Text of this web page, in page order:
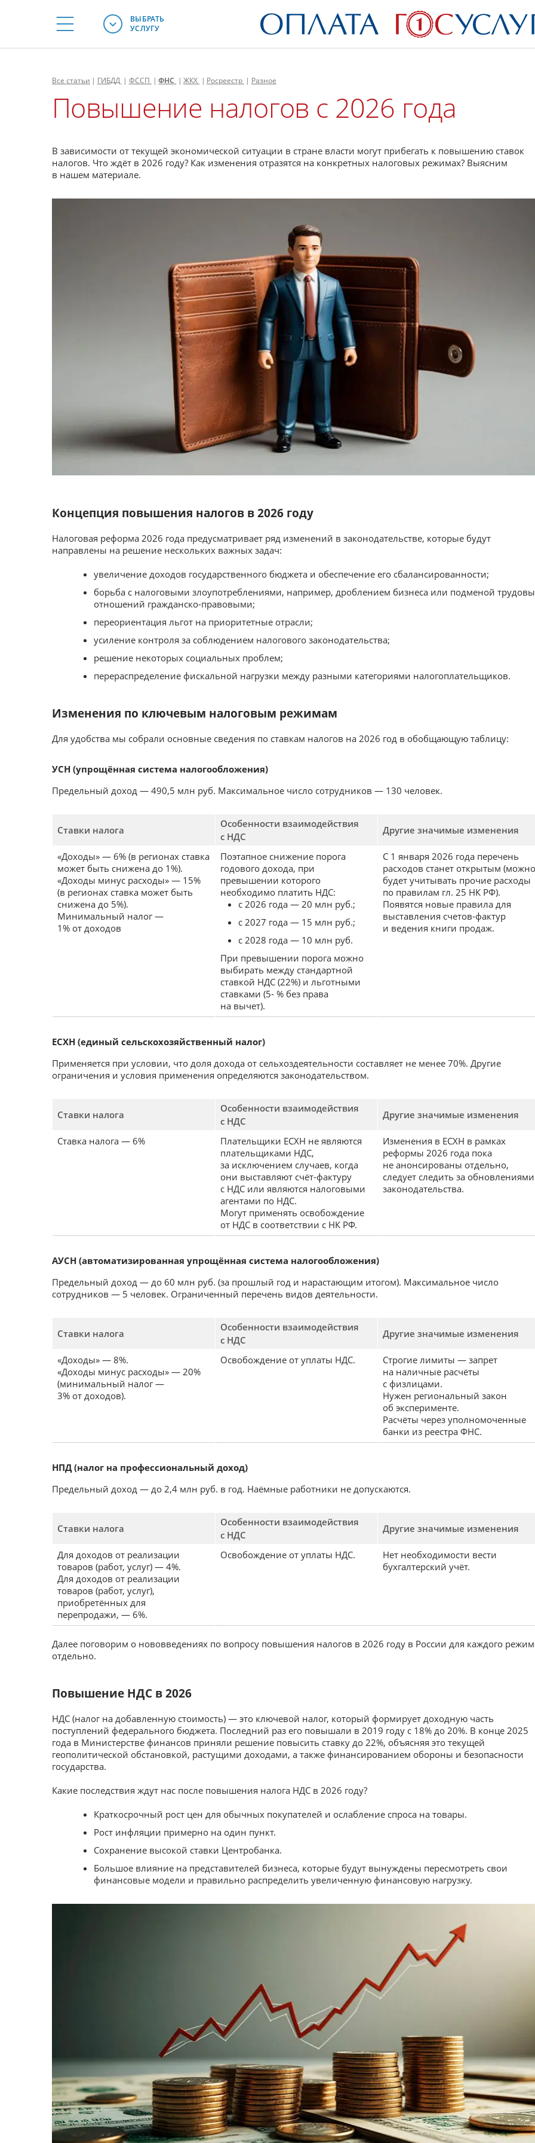
ВЫБРАТЬ
УСЛУГУ
Все статьи | ГИБДД | ФССП | ФНС | ЖКХ | Росреестр | Разное
Повышение налогов с 2026 года
В зависимости от текущей экономической ситуации в стране власти могут прибегать к повышению ставок
налогов. Что ждёт в 2026 году? Как изменения отразятся на конкретных налоговых режимах? Выясним
в нашем материале.
Концепция повышения налогов в 2026 году
Налоговая реформа 2026 года предусматривает ряд изменений в законодательстве, которые будут
направлены на решение нескольких важных задач:
увеличение доходов государственного бюджета и обеспечение его сбалансированности;
борьба с налоговыми злоупотреблениями, например, дроблением бизнеса или подменой
отношений гражданско-правовыми;
переориентация льгот на приоритетные отрасли;
усиление контроля за соблюдением налогового законодательства;
решение некоторых социальных проблем;
перераспределение фискальной нагрузки между разными категориями налогоплательщиков.
Изменения по ключевым налоговым режимам
Для удобства мы собрали основные сведения по ставкам налогов на 2026 год в обобщающую таблицу:
УСН (упрощённая система налогообложения)
Предельный доход — 490,5 млн руб. Максимальное число сотрудников — 130 человек.
Ставки налога
Особенности взаимодействия
с НДС
Другие значимые изменения
«Доходы» — 6% (в регионах ставка
может быть снижена до 1%).
«Доходы минус расходы» — 15%
(в регионах ставка может быть
снижена до 5%).
Минимальный налог —
1% от доходов
Поэтапное снижение порога
годового дохода, при
превышении которого
необходимо платить НДС:
с 2026 года — 20 млн руб.;
с 2027 года — 15 млн руб.;
с 2028 года — 10 млн руб.
При превышении порога можно
выбирать между стандартной
ставкой НДС (22%) и льготными
ставками (5- % без права
на вычет).
С 1 января 2026 года перечень
расходов станет открытым (можно
будет учитывать прочие расходы
по правилам гл. 25 НК РФ).
Появятся новые правила для
выставления счетов-фактур
и ведения книги продаж.
ЕСХН (единый сельскохозяйственный налог)
Применяется при условии, что доля дохода от сельхоздеятельности составляет не менее 70%. Другие
ограничения и условия применения определяются законодательством.
Ставки налога
Особенности взаимодействия
с НДС
Другие значимые изменения
Ставка налога — 6%
Плательщики ЕСХН не являются
плательщиками НДС,
за исключением случаев, когда
они выставляют счёт-фактуру
с НДС или являются налоговыми
агентами по НДС.
Могут применять освобождение
от НДС в соответствии с НК РФ.
Изменения в ЕСХН в рамках
реформы 2026 года пока
не анонсированы отдельно,
следует следить за обновлениями
законодательства.
АУСН (автоматизированная упрощённая система налогообложения)
Предельный доход — до 60 млн руб. (за прошлый год и нарастающим итогом). Максимальное число
сотрудников — 5 человек. Ограниченный перечень видов деятельности.
Ставки налога
Особенности взаимодействия
с НДС
Другие значимые изменения
«Доходы» — 8%.
«Доходы минус расходы» — 20%
(минимальный налог —
3% от доходов).
Освобождение от уплаты НДС.
Строгие лимиты — запрет
на наличные расчёты
с физлицами.
Нужен региональный закон
об эксперименте.
Расчёты через уполномоченные
банки из реестра ФНС.
НПД (налог на профессиональный доход)
Предельный доход — до 2,4 млн руб. в год. Наёмные работники не допускаются.
Ставки налога
Особенности взаимодействия
с НДС
Другие значимые изменения
Для доходов от реализации
товаров (работ, услуг) — 4%.
Для доходов от реализации
товаров (работ, услуг),
приобретённых для
перепродажи, — 6%.
Освобождение от уплаты НДС.
Нет необходимости вести
бухгалтерский учёт.
Далее поговорим о нововведениях по вопросу повышения налогов в 2026 году в России для каждого
отдельно.
Повышение НДС в 2026
НДС (налог на добавленную стоимость) — это ключевой налог, который формирует доходную часть
поступлений федерального бюджета. Последний раз его повышали в 2019 году с 18% до 20%. В конце 2025
года в Министерстве финансов приняли решение повысить ставку до 22%, объясняя это текущей
геополитической обстановкой, растущими доходами, а также финансированием обороны и безопасности
государства.
Какие последствия ждут нас после повышения налога НДС в 2026 году?
Краткосрочный рост цен для обычных покупателей и ослабление спроса на товары.
Рост инфляции примерно на один пункт.
Сохранение высокой ставки Центробанка.
Большое влияние на представителей бизнеса, которые будут вынуждены пересмотреть свои
финансовые модели и правильно распределить увеличенную финансовую нагрузку.